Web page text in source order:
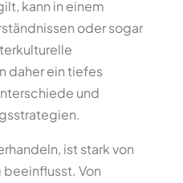
kann in einem
oder sogar
daher ein tiefes
und
ist stark von
beeinflusst. Von